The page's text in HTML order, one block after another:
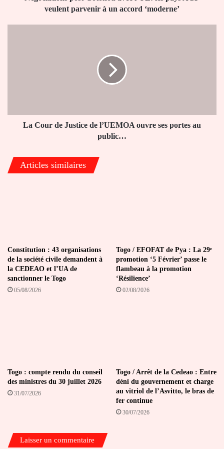
veulent parvenir à un accord ‘moderne’
portes
La Cour de Justice de l’UEMOA ouvre ses portes au
public…
Articles similaires
Constitution : 43 organisations
de la société civile demandent à
la CEDEAO et l’UA de
sanctionner le Togo
05/08/2026
Togo / EFOFAT de Pya : La 29ᵉ
promotion ‘5 Février’ passe le
flambeau à la promotion
‘Résilience’
02/08/2026
Togo : compte rendu du conseil
des ministres du 30 juillet 2026
31/07/2026
Togo / Arrêt de la Cedeao : Entre
déni du gouvernement et charge
au vitriol de l’Asvitto, le bras de
fer continue
30/07/2026
Laisser un commentaire